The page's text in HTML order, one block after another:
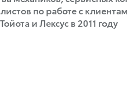
по работе с
и Лексус в 2011 году